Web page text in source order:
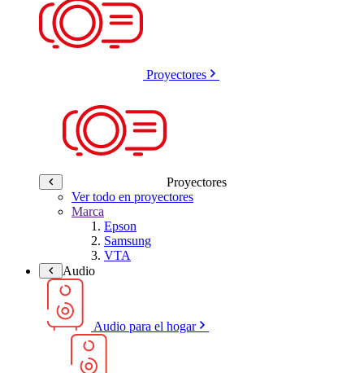
Proyectores
Proyectores
Ver todo en proyectores
Marca
Epson
Samsung
VTA
Audio
Audio para el hogar